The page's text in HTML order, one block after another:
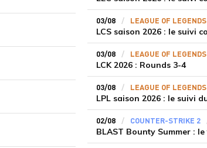
03/08 LEAGUE OF LEGENDS
LCS saison 2026 : le suivi
03/08 LEAGUE OF LEGENDS
LCK 2026 : Rounds 3-4
03/08 LEAGUE OF LEGENDS
LPL saison 2026 : le suivi
02/08 COUNTER-STRIKE 2
BLAST Bounty Summer :